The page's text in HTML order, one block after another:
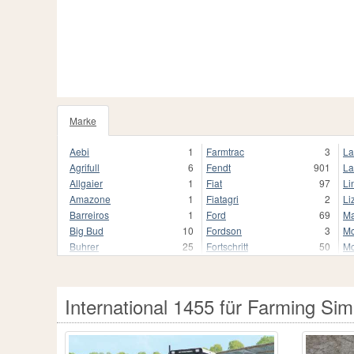
Marke
Aebi
1
Agrifull
6
Allgaier
1
Amazone
1
Barreiros
1
Big Bud
10
Buhrer
25
Case IH
809
Caterpillar
22
Farmtrac
3
Fendt
901
Fiat
97
Fiatagri
2
Ford
69
Fordson
3
Fortschritt
50
Hurlimann
67
IHC
46
IMR
2
International 1455 für Farming